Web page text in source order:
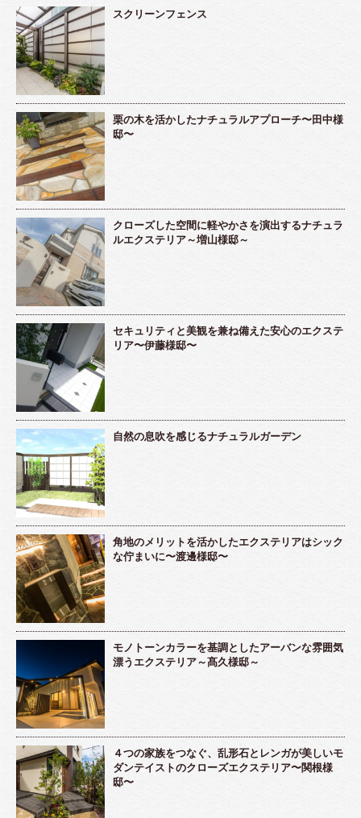
スクリーンフェンス
栗の木を活かしたナチュラルアプローチ〜田中様
邸〜
クローズした空間に軽やかさを演出するナチュラ
ルエクステリア～増山様邸～
セキュリティと美観を兼ね備えた安心のエクステ
リア〜伊藤様邸〜
自然の息吹を感じるナチュラルガーデン
角地のメリットを活かしたエクステリアはシック
な佇まいに〜渡邊様邸〜
モノトーンカラーを基調としたアーバンな雰囲気
漂うエクステリア～髙久様邸～
４つの家族をつなぐ、乱形石とレンガが美しいモ
ダンテイストのクローズエクステリア〜関根様
邸〜